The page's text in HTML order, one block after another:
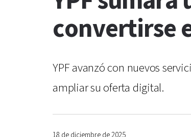
convertirse
YPF avanzó con nuevos
ampliar su oferta digital.
18 de diciembre de 2025